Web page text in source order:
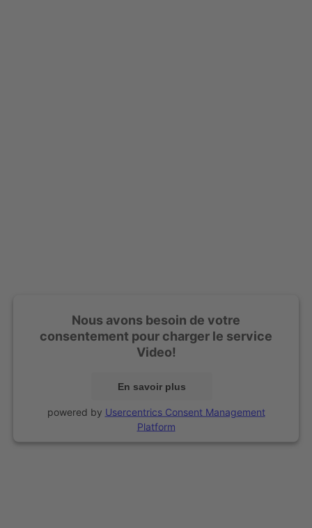
Nous avons besoin de votre
consentement pour charger le service
Video!
En savoir plus
powered by Usercentrics Consent Management
Platform